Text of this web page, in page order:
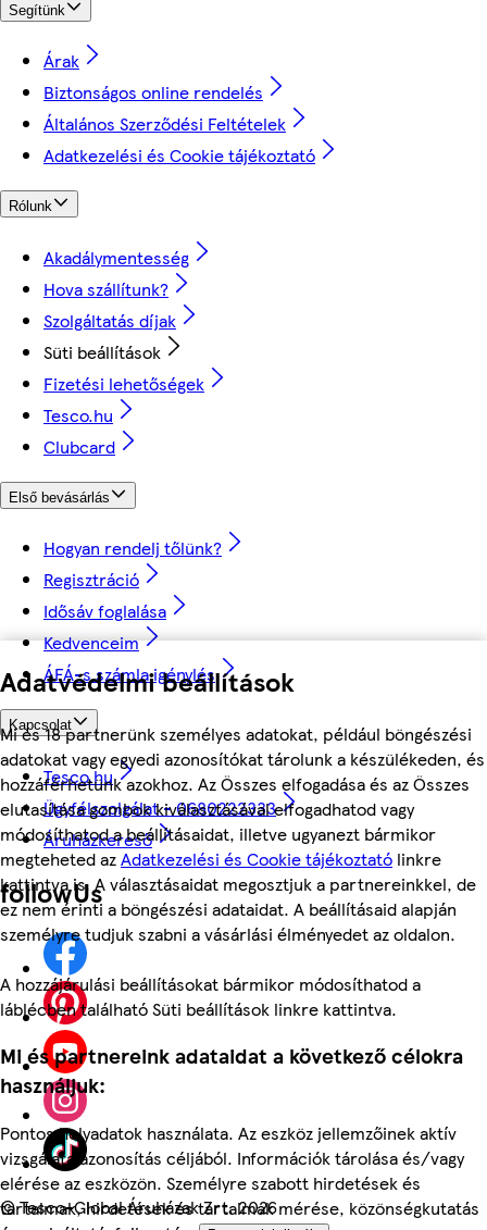
Adatvédelmi beállítások
Mi és 18 partnerünk személyes adatokat, például böngészési
adatokat vagy egyedi azonosítókat tárolunk a készülékeden, és
hozzáférhetünk azokhoz. Az Összes elfogadása és az Összes
elutasítása gombok kiválasztásával elfogadhatod vagy
módosíthatod a beállításaidat, illetve ugyanezt bármikor
megteheted azAdatkezelési és Cookie tájékoztató linkre
kattintva is. A választásaidat megosztjuk a partnereinkkel, de
ez nem érinti a böngészési adataidat. A beállításaid alapján
személyre tudjuk szabni a vásárlási élményedet az oldalon.
A hozzájárulási beállításokat bármikor módosíthatod a
láblécben található Süti beállítások linkre kattintva.
Mi és partnereink adataidat a következő célokra
használjuk:
Pontos helyadatok használata. Az eszköz jellemzőinek aktív
vizsgálata azonosítás céljából. Információk tárolása és/vagy
elérése az eszközön. Személyre szabott hirdetések és
tartalmak, hirdetések és tartalmak mérése, közönségkutatás
Segítünk
Árak
Biztonságos online rendelés
Általános Szerződési Feltételek
Adatkezelési és Cookie tájékoztató
Rólunk
Akadálymentesség
Hova szállítunk?
Szolgáltatás díjak
Süti beállítások
Fizetési lehetőségek
Tesco.hu
Clubcard
Első bevásárlás
Hogyan rendelj tőlünk?
Regisztráció
Idősáv foglalása
Kedvenceim
ÁFÁ-s számla igénylés
Kapcsolat
Tesco.hu
Ügyfélszolgálat - 0680222333
Áruházkereső
followUs
©Tesco-Global Áruházak Zrt. 2026